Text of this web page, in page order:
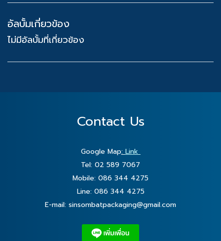
อัลบั้มเกี่ยวข้อง
ไม่มีอัลบั้มที่เกี่ยวข้อง
Contact Us
Google Map: Link
Tel: 02 589 7067
Mobile: 086 344 4275
Line: 086 344 4275
E-mail: sinsombatpackaging@gmail.com